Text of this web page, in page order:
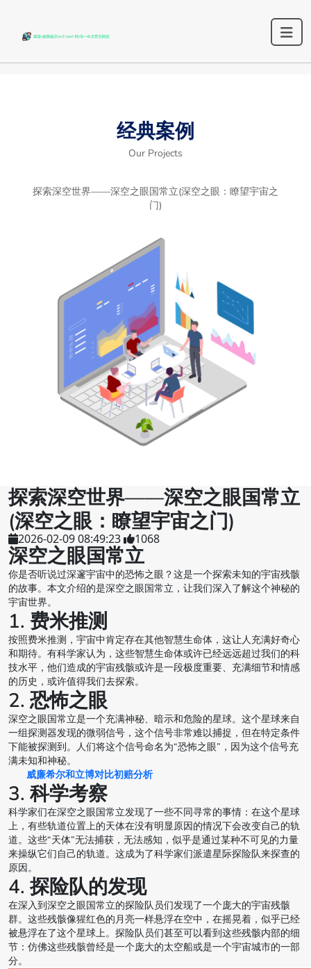
经典案例
Our Projects
探索深空世界——深空之眼国常立(深空之眼：瞭望宇宙之
门)
探索深空世界——深空之眼国常立
(深空之眼：瞭望宇宙之门)
2026-02-09 08:49:23 1068
深空之眼国常立
你是否听说过深邃宇宙中的恐怖之眼？这是一个探索未知的宇宙残骸
的故事。本文介绍的是深空之眼国常立，让我们深入了解这个神秘的
宇宙世界。
1. 费米推测
按照费米推测，宇宙中肯定存在其他智慧生命体，这让人充满好奇心
和期待。有科学家认为，这些智慧生命体或许已经远远超过我们的科
技水平，他们造成的宇宙残骸或许是一段极度重要、充满细节和情感
的历史，或许值得我们去探索。
2. 恐怖之眼
深空之眼国常立是一个充满神秘、暗示和危险的星球。这个星球来自
一组探测器发现的微弱信号，这个信号非常难以捕捉，但在特定条件
下能被探测到。人们将这个信号命名为“恐怖之眼”，因为这个信号充
满未知和神秘。
威廉希尔和立博对比初赔分析
3. 科学考察
科学家们在深空之眼国常立发现了一些不同寻常的事情：在这个星球
上，有些轨道位置上的天体在没有明显原因的情况下会改变自己的轨
道。这些“天体”无法捕获，无法感知，似乎是通过某种不可见的力量
来操纵它们自己的轨道。这成为了科学家们派遣星际探险队来探查的
原因。
4. 探险队的发现
在深入到深空之眼国常立的探险队员们发现了一个庞大的宇宙残骸
群。这些残骸像猩红色的月亮一样悬浮在空中，在摇晃着，似乎已经
被悬浮在了这个星球上。探险队员们甚至可以看到这些残骸内部的细
节：仿佛这些残骸曾经是一个庞大的太空船或是一个宇宙城市的一部
分。